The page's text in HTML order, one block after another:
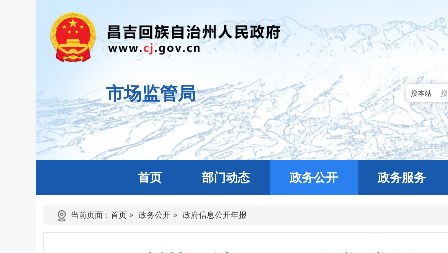
市场监管局 搜本站
首页 部门动态 政务公开 政务服务
当前页面： 首页 » 政务公开 » 政府信息公开年报